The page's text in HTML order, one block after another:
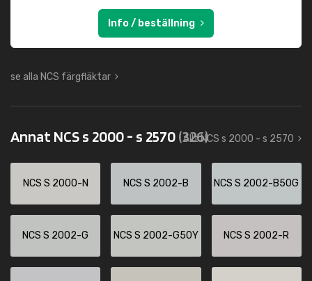
Info / beställning
se alla NCS färgfläktar
Annat NCS s 2000 - s 2570(326)
Allt NCS s 2000 - s 2570
NCS S 2000-N NCS S 2002-B NCS S 2002-B50G
NCS S 2002-G NCS S 2002-G50Y NCS S 2002-R